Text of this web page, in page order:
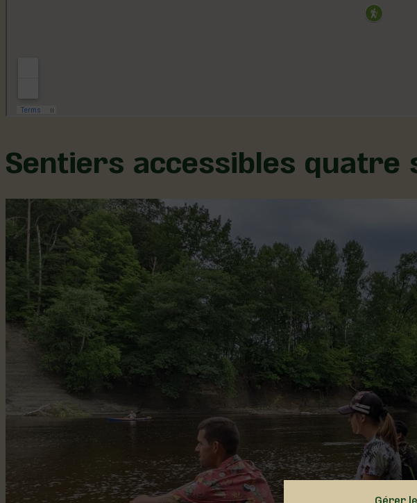
Gérer
Sentiers accessibles quatre